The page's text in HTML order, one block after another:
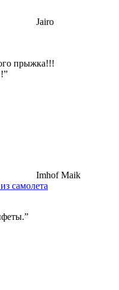
Jairo
прыжка!!!
Imhof Maik
самолета